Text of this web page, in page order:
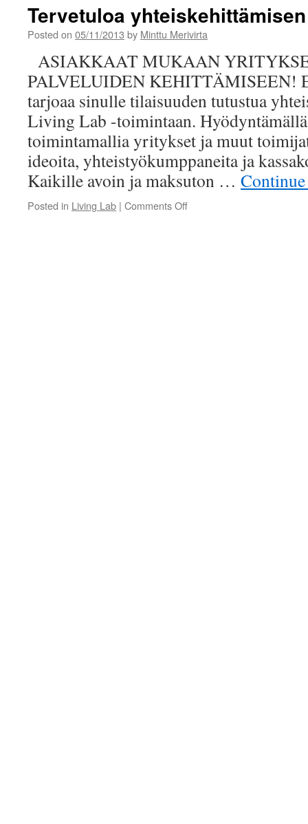
21.11.
klo
19.15
Tervetuloa
Posted on 05/11/2013 by Minttu Merivirta
ASIAKKAAT MUKAAN
PALVELUIDEN KEHITTÄMISEEN!
tarjoaa sinulle tilaisuuden tutustua
Living Lab -toimintaan.
toimintamallia yritykset ja muut
ideoita, yhteistyökumppaneita ja
Kaikille avoin ja maksuton …
Posted in Living Lab | Comments Offon